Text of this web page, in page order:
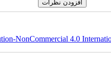
NonCommercial 4.0